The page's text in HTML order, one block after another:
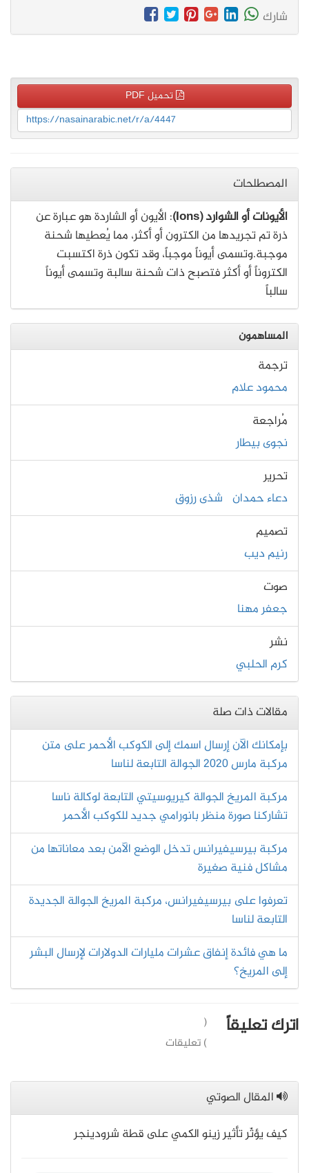
شارك
تحميل PDF
https://nasainarabic.net/r/a/4447
المصطلحات
الأيونات أو الشوارد (Ions)
: الأيون أو الشاردة هو عبارة عن
ذرة تم تجريدها من الكترون أو أكثر، مما يُعطيها شحنة
موجبة.وتسمى أيوناً موجباً، وقد تكون ذرة اكتسبت
الكتروناً أو أكثر فتصبح ذات شحنة سالبة وتسمى أيوناً
سالباً
المساهمون
ترجمة
محمود علام
مُراجعة
نجوى بيطار
تحرير
دعاء حمدان شذى رزوق
تصميم
رنيم ديب
صوت
جعفر مهنا
نشر
كرم الحلبي
مقالات ذات صلة
بإمكانك الآن إرسال اسمك إلى الكوكب الأحمر على متن
مركبة مارس 2020 الجوالة التابعة لناسا
مركبة المريخ الجوالة كيريوسيتي التابعة لوكالة ناسا
تشاركنا صورة منظر بانورامي جديد للكوكب الأحمر
مركبة بيرسيفيرانس تدخل الوضع الآمن بعد معاناتها من
مشاكل فنية صغيرة
تعرفوا على بيرسيفيرانس، مركبة المريخ الجوالة الجديدة
التابعة لناسا
ما هي فائدة إنفاق عشرات مليارات الدولارات لإرسال البشر
إلى المريخ؟
اترك تعليقاً
(
) تعليقات
المقال الصوتي
كيف يؤثّر تأثير زينو الكمي على قطة شرودينجر